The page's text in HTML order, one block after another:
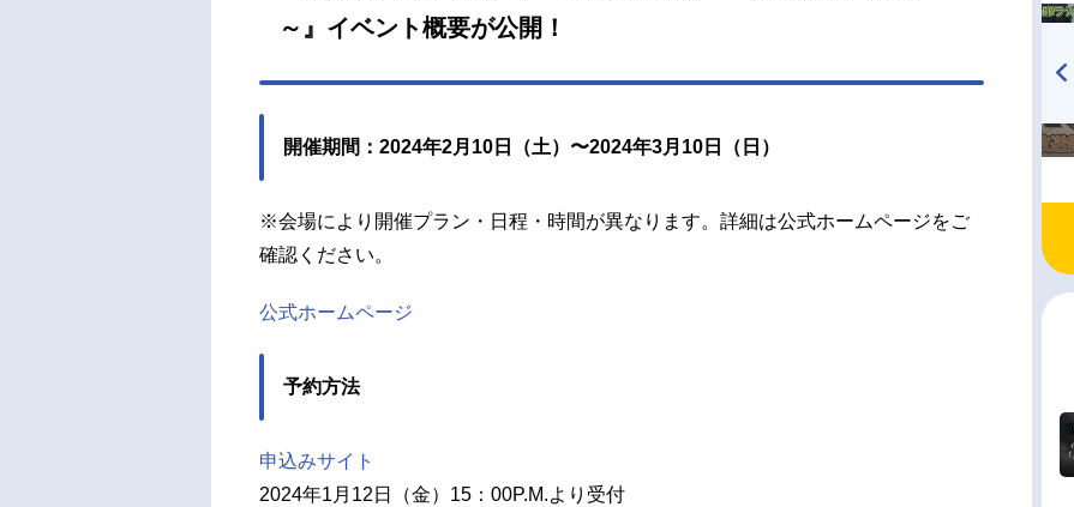
～』イベント概要が公開！
開催期間：2024年2月10日（土）〜2024年3月10日（日）
※会場により開催プラン・日程・時間が異なります。詳細は公式ホームページをご
確認ください。
公式ホームページ
予約方法
申込みサイト
2024年1月12日（金）15：00P.M.より受付
radio 大直会 2nd season